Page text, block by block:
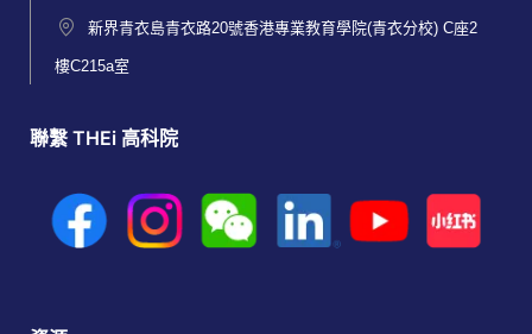
新界青衣島青衣路20號香港專業教育學院(青衣分校) C座2
樓C215a室
聯繫 THEi 高科院